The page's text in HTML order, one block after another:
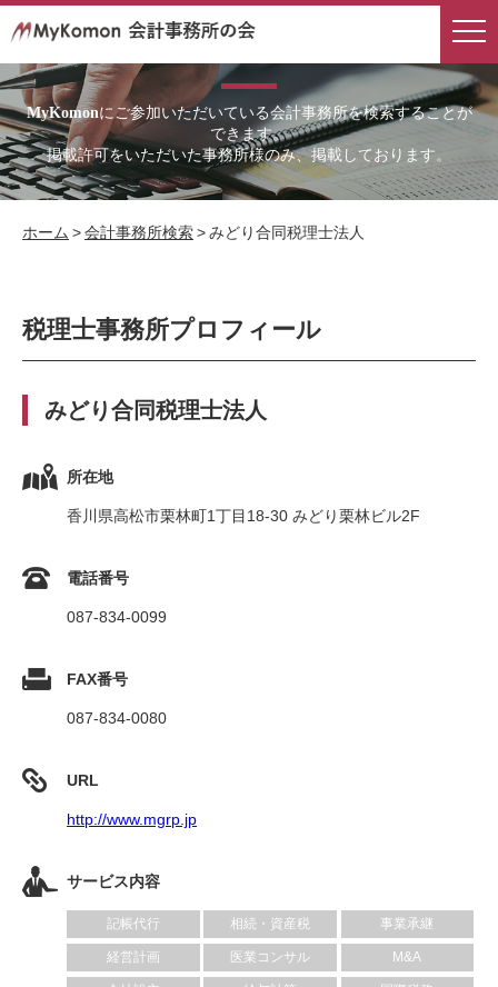
MyKomonにご参加いただいている会計事務所を検索することが
できます。
掲載許可をいただいた事務所様のみ、掲載しております。
ホーム >会計事務所検索>みどり合同税理士法人
税理士事務所プロフィール
みどり合同税理士法人
所在地
香川県高松市栗林町1丁目18-30 みどり栗林ビル2F
電話番号
087-834-0099
FAX番号
087-834-0080
URL
http://www.mgrp.jp
サービス内容
記帳代行 相続・資産税 事業承継
経営計画 医業コンサル M&A